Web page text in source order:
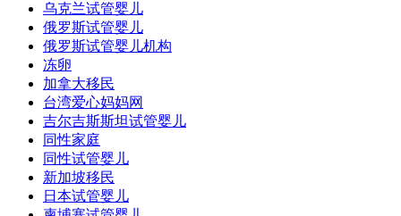
乌克兰试管婴儿
俄罗斯试管婴儿
俄罗斯试管婴儿机构
冻卵
加拿大移民
台湾爱心妈妈网
吉尔吉斯斯坦试管婴儿
同性家庭
同性试管婴儿
新加坡移民
日本试管婴儿